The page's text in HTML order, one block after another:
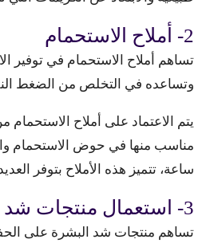
2- أملاح الاستحمام
تساهم أملاح الاستحمام في توفير
وتساعده في التخلص من الضغط
يتم الاعتماد على أملاح
مناسب منها في حوض الاستحمام
ساعة، تتميز هذه الأملاح بتوفر
3- استعمال منتجات شد البشرة
تساهم منتجات شد البشرة على